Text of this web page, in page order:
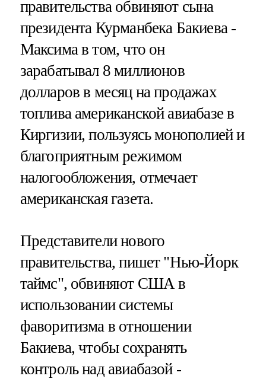
правительства обвиняют сына
президента Курманбека Бакиева -
Максима в том, что он
зарабатывал 8 миллионов
долларов в месяц на продажах
топлива американской авиабазе в
Киргизии, пользуясь монополией и
благоприятным режимом
налогообложения, отмечает
американская газета.
Представители нового
правительства, пишет "Нью-Йорк
таймс", обвиняют США в
использовании системы
фаворитизма в отношении
Бакиева, чтобы сохранять
контроль над авиабазой -